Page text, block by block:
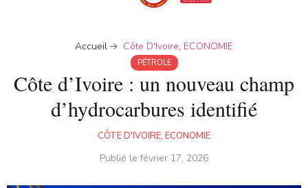
Accueil Côte D'Ivoire, ECONOMIE
PÉTROLE
Côte d’Ivoire : un nouveau champ
d’hydrocarbures identifié
CÔTE D'IVOIRE, ECONOMIE
Publié lefévrier 17, 2026